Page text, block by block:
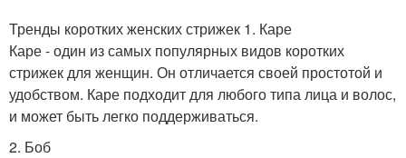
Тренды коротких женских стрижек 1. Каре
Каре - один из самых популярных видов коротких
стрижек для женщин. Он отличается своей простотой и
удобством. Каре подходит для любого типа лица и волос,
и может быть легко поддерживаться.
2. Боб